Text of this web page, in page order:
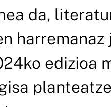
da,
edizioa